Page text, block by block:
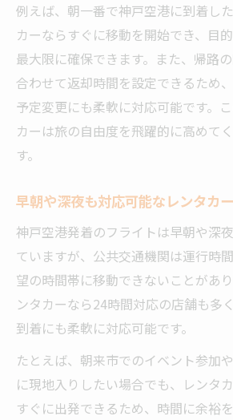
例えば、朝一番で神戸空港に到着し
カーならすぐに移動を開始でき、目
最大限に確保できます。また、帰路
合わせて返却時間を設定できるため
予定変更にも柔軟に対応可能です。
カーは旅の自由度を飛躍的に高めて
す。
早朝や深夜も対応可能なレンタカ
神戸空港発着のフライトは早朝や深
ていますが、公共交通機関は運行時
望の時間帯に移動できないことがあ
ンタカーなら24時間対応の店舗も多
到着にも柔軟に対応可能です。
たとえば、朝来市でのイベント参加
に現地入りしたい場合でも、レンタ
すぐに出発できるため、時間に余裕